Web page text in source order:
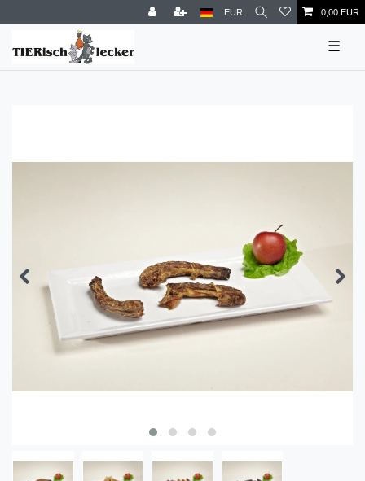
EUR 0,00 EUR
☰